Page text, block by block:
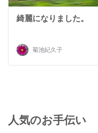
綺麗になりました。
菊池紀久子
人気のお手伝い